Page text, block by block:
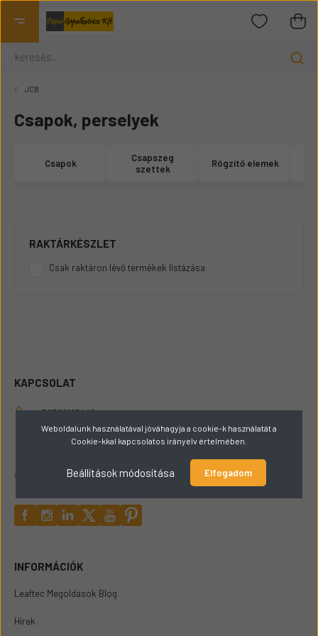
JCB
Csapok, perselyek
Csapok
Csapszeg
szettek
Rögzítő elemek
RAKTÁRKÉSZLET
Csak raktáron lévő termékek listázása
KAPCSOLAT
+36309165449
hello@papaigepalkatresz.hu
2432 Szabadegyháza Fő út 72
INFORMÁCIÓK
Leaftec Megoldások Blog
Hírek
Weboldalunk használatával jóváhagyja a cookie-k használatát a
Cookie-kkal kapcsolatos irányelv értelmében.
Beállítások módosítása Elfogadom